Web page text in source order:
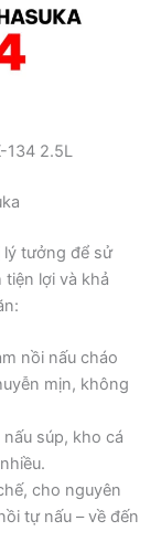
134 2.5L
lý tưởng để sử
lợi và khả
nồi nấu cháo
mịn, không
súp, kho cá
cho nguyên
tự nấu – về đến